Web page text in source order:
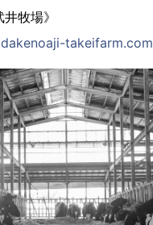
牧場》
takeifarm.com